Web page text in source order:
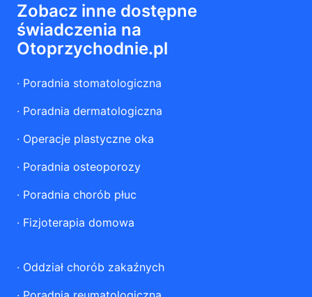
Zobacz inne dostępne
świadczenia na
Otoprzychodnie.pl
· Poradnia stomatologiczna
· Poradnia dermatologiczna
· Operacje plastyczne oka
· Poradnia osteoporozy
· Poradnia chorób płuc
· Fizjoterapia domowa
· Oddział chorób zakaźnych